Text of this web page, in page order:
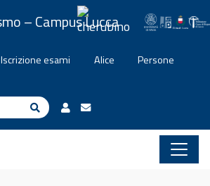
Iscrizione esami Alice
Persone
Cerca